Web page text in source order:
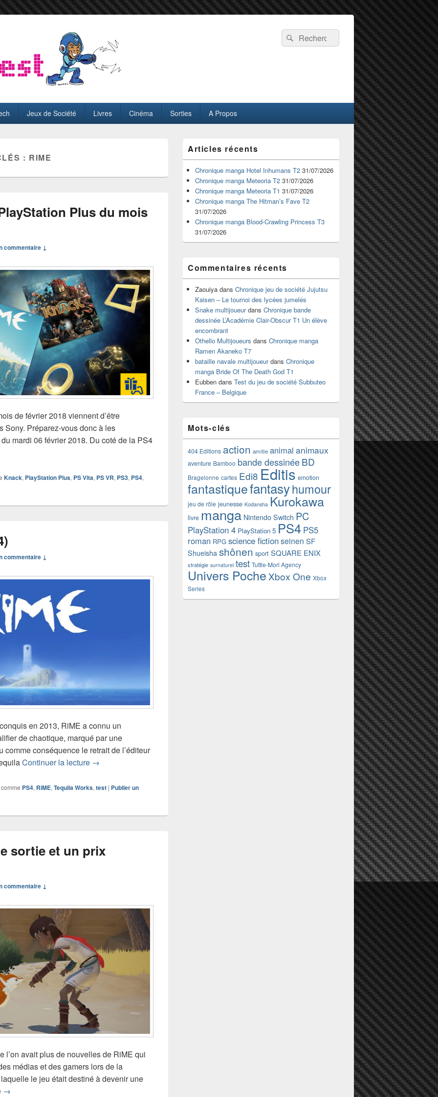
Recherche :
Rechercher
Jeux de Société Livres Cinéma Sorties A Propos
: RIME
Plus du mois
commentaire ↓
de février 2018 viennent d’être
Sony. Préparez-vous donc à les
mardi 06 février 2018. Du coté de la PS4
jeux gratuits PlayStation Plus du mois de février 2018
Knack, PlayStation Plus, PS Vita, PS VR, PS3, PS4,
commentaire ↓
en 2013, RiME a connu un
de chaotique, marqué par une
comme conséquence le retrait de l’éditeur
Continuer la lecture Test de RiME (PS4)
→
PS4, RiME, Tequila Works, test | Publier un
sortie et un prix
commentaire ↓
l’on avait plus de nouvelles de RiME qui
médias et des gamers lors de la
le jeu était destiné à devenir une
RiME : une date de sortie et un prix étonnant
→
principale
de
widget
pour
barre
latérale
Articles récents
Chronique manga Hotel Inhumans T2 31/07/2026
Chronique manga Meteoria T2 31/07/2026
Chronique manga Meteoria T1 31/07/2026
Chronique manga The Hitman’s Fave T2
31/07/2026
Chronique manga Blood-Crawling Princess T3
31/07/2026
Commentaires récents
Zaouiya dans Chronique jeu de société Jujutsu
Kaisen – Le tournoi des lycées jumelés
Snake multijoueurdans Chronique bande
dessinée L’Académie Clair-Obscur T1 Un élève
encombrant
Othello Multijoueurs dans Chronique manga
Ramen Akaneko T7
bataille navale multijoueurdans Chronique
manga Bride Of The Death God T1
Eubben dans Test du jeu de société Subbuteo
France – Belgique
Mots-clés
404 Editions action amitie animal animaux
aventure Bamboo bande dessinéeBD
Bragelonne cartes Edi8 Editis emotion
fantastiquefantasyhumour
jeu de rôle jeunesse Kodansha Kurokawa
livre manga Nintendo Switch PC
PlayStation 4 PlayStation 5 PS4 PS5
roman RPG science fictionseinen SF
Shueisha shônen sport SQUARE ENIX
stratégie surnaturel test Tuttle-Mori Agency
Univers Poche Xbox One Xbox
Series